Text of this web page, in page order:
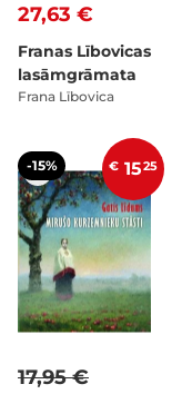
27,63 €
Franas Lībovicas
lasāmgrāmata
Frana Lībovica
-15% € 1525
17,95 €